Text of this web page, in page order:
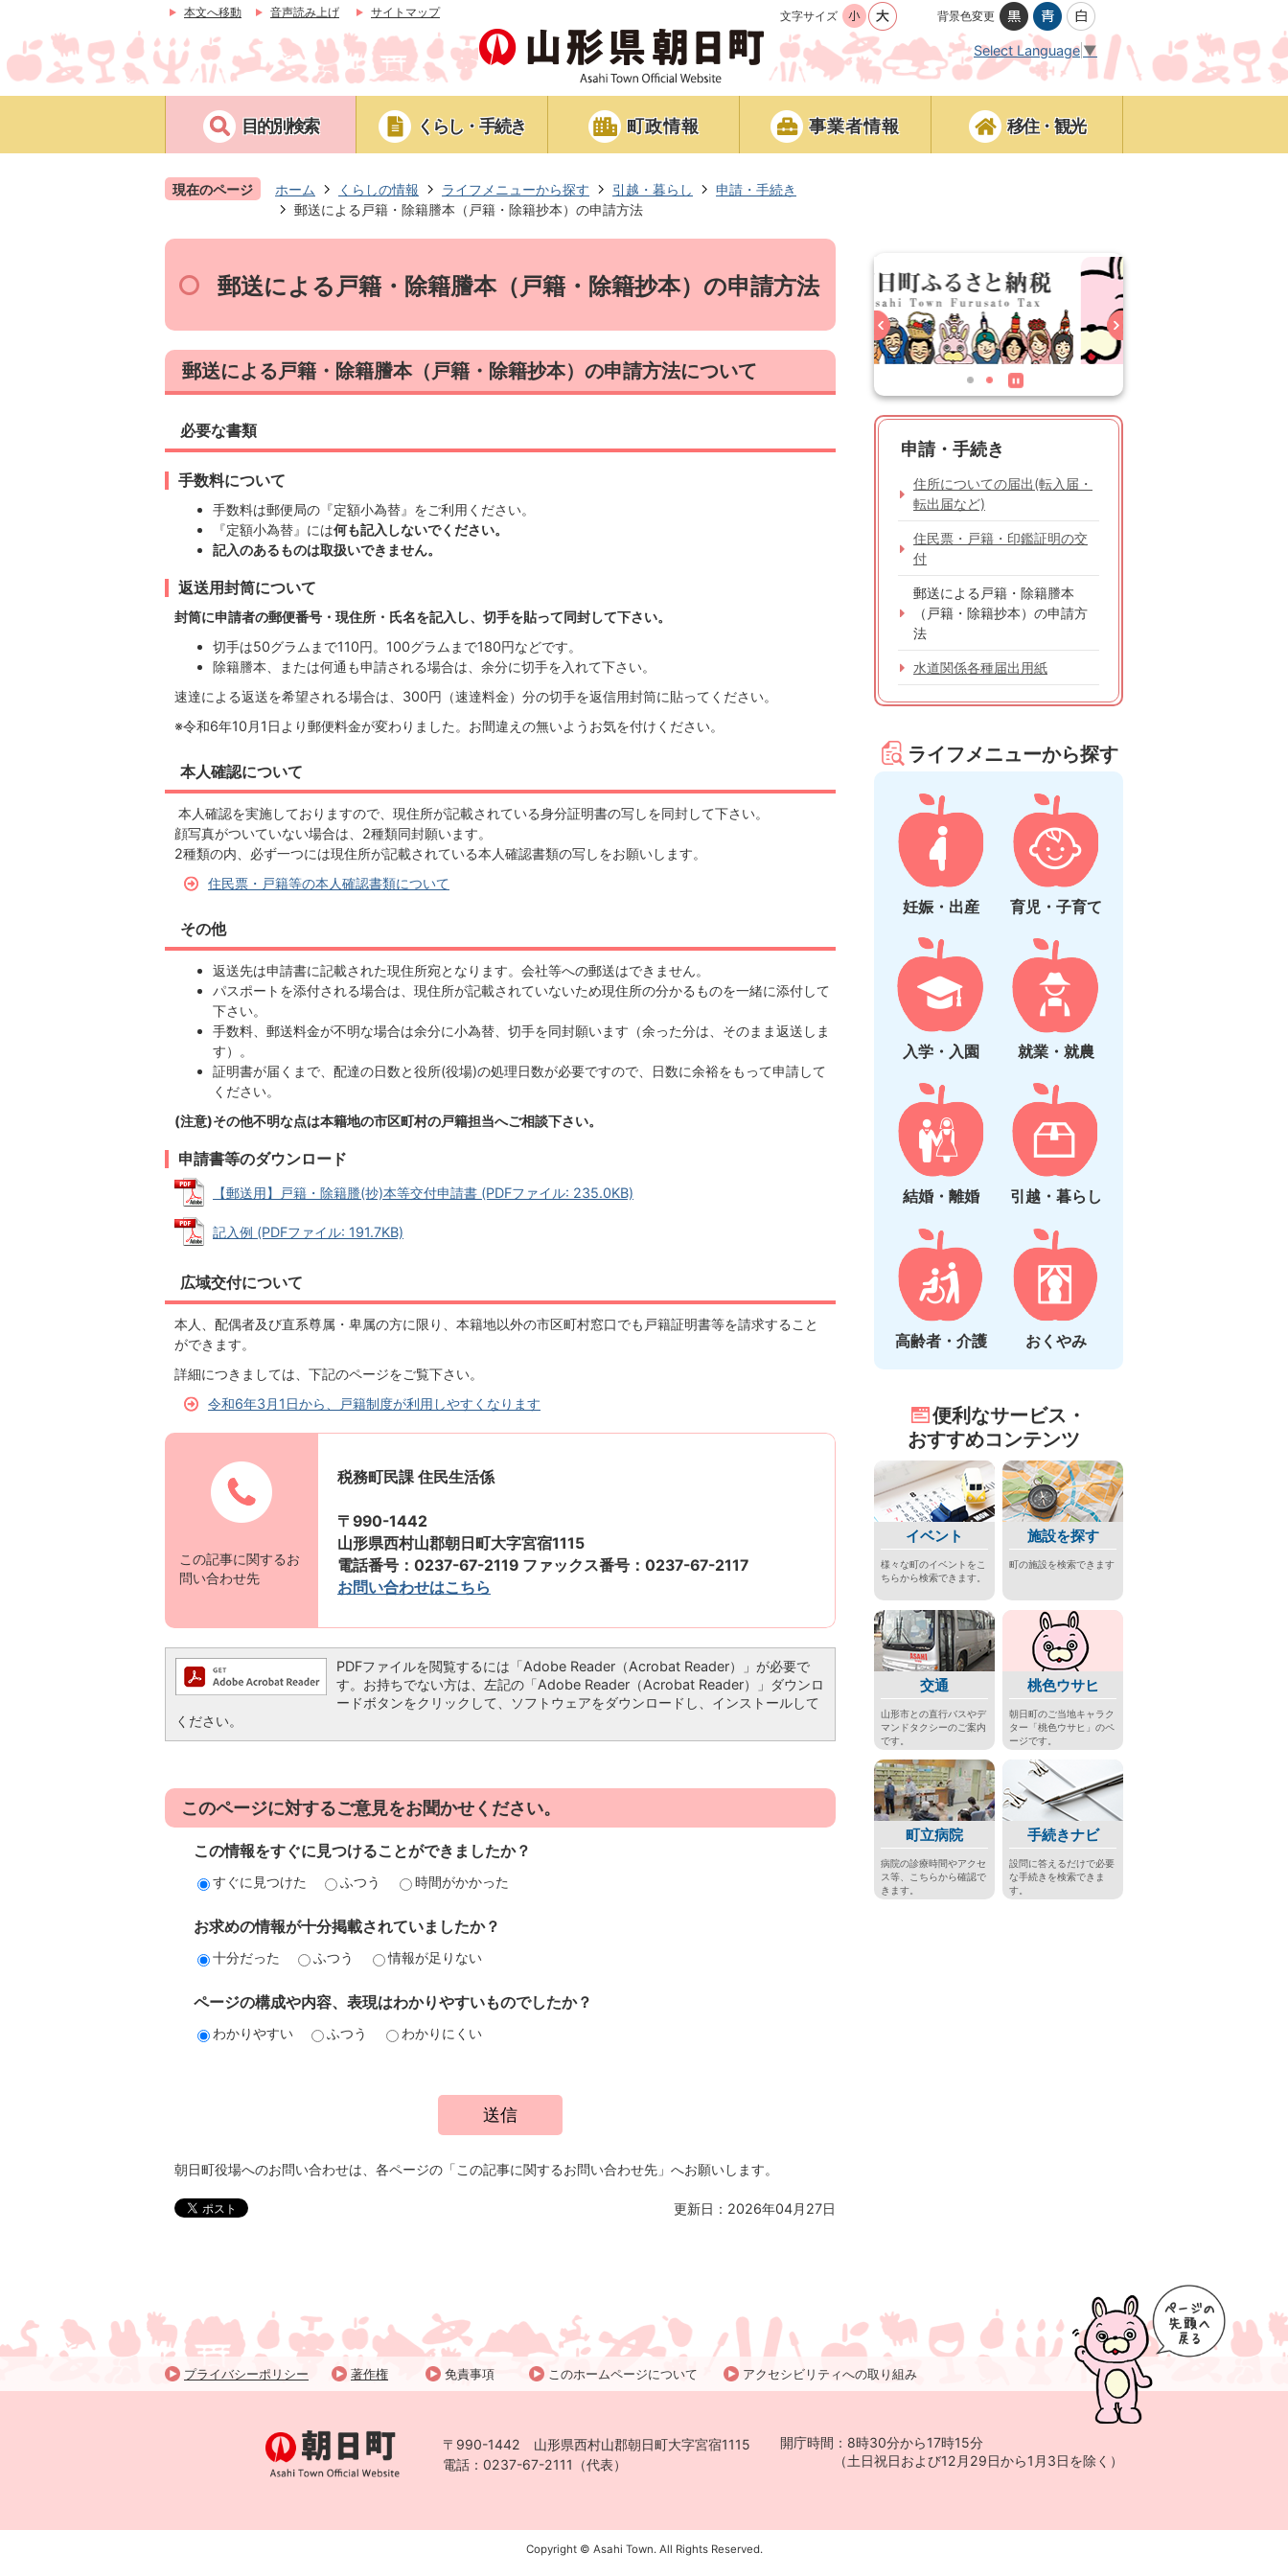
本文へ移動 音声読み上げ サイトマップ 文字サイズ 背景色変更
Select Language ▼
目的別検索 くらし・手続き 町政情報 事業者情報 移住・観光
現在のページ ホーム くらしの情報 ライフメニューから探す 引越・暮らし
申請・手続き
郵送による戸籍・除籍謄本（戸籍・除籍抄本）の申請方法
郵送による戸籍・除籍謄本（戸籍・除籍抄本）の申請方法
郵送による戸籍・除籍謄本（戸籍・除籍抄本）の申請方法について
必要な書類
手数料について
手数料は郵便局の『定額小為替』をご利用ください。
『定額小為替』には何も記入しないでください。
記入のあるものは取扱いできません。
返送用封筒について
封筒に申請者の郵便番号・現住所・氏名を記入し、切手を貼って同封して下さい。
切手は50グラムまで110円。100グラムまで180円などです。
除籍謄本、または何通も申請される場合は、余分に切手を入れて下さい。
速達による返送を希望される場合は、300円（速達料金）分の切手を返信用封筒に貼ってください。
※令和6年10月1日より郵便料金が変わりました。お間違えの無いようお気を付けください。
本人確認について
本人確認を実施しておりますので、現住所が記載されている身分証明書の写しを同封して下さい。
顔写真がついていない場合は、2種類同封願います。
2種類の内、必ず一つには現住所が記載されている本人確認書類の写しをお願いします。
住民票・戸籍等の本人確認書類について
その他
返送先は申請書に記載された現住所宛となります。会社等への郵送はできません。
パスポートを添付される場合は、現住所が記載されていないため現住所の分かるものを一緒に添付して
下さい。
手数料、郵送料金が不明な場合は余分に小為替、切手を同封願います（余った分は、そのまま返送しま
す）。
証明書が届くまで、配達の日数と役所(役場)の処理日数が必要ですので、日数に余裕をもって申請して
ください。
(注意)その他不明な点は本籍地の市区町村の戸籍担当へご相談下さい。
申請書等のダウンロード
【郵送用】戸籍・除籍謄(抄)本等交付申請書 (PDFファイル: 235.0KB)
記入例 (PDFファイル: 191.7KB)
広域交付について
本人、配偶者及び直系尊属・卑属の方に限り、本籍地以外の市区町村窓口でも戸籍証明書等を請求すること
ができます。
詳細につきましては、下記のページをご覧下さい。
令和6年3月1日から、戸籍制度が利用しやすくなります
この記事に関するお
問い合わせ先
税務町民課 住民生活係
〒990-1442
山形県西村山郡朝日町大字宮宿1115
電話番号：0237-67-2119 ファックス番号：0237-67-2117
お問い合わせはこちら
PDFファイルを閲覧するには「Adobe Reader（Acrobat Reader）」が必要で
す。お持ちでない方は、左記の「Adobe Reader（Acrobat Reader）」ダウンロ
ードボタンをクリックして、ソフトウェアをダウンロードし、インストールして
ください。
このページに対するご意見をお聞かせください。
この情報をすぐに見つけることができましたか？
すぐに見つけた ふつう 時間がかかった
お求めの情報が十分掲載されていましたか？
十分だった ふつう 情報が足りない
ページの構成や内容、表現はわかりやすいものでしたか？
わかりやすい ふつう わかりにくい
朝日町役場へのお問い合わせは、各ページの「この記事に関するお問い合わせ先」へお願いします。
更新日：2026年04月27日
申請・手続き
住所についての届出(転入届・
転出届など)
住民票・戸籍・印鑑証明の交
付
郵送による戸籍・除籍謄本
（戸籍・除籍抄本）の申請方
法
水道関係各種届出用紙
ライフメニューから探す
妊娠・出産 育児・子育て
入学・入園 就業・就農
結婚・離婚 引越・暮らし
高齢者・介護 おくやみ
便利なサービス・
おすすめコンテンツ
イベント
様々な町のイベントをこ
ちらから検索できます。
施設を探す
町の施設を検索できます
交通
山形市との直行バスやデ
マンドタクシーのご案内
です。
桃色ウサヒ
朝日町のご当地キャラク
ター「桃色ウサヒ」のペ
ージです。
町立病院
病院の診療時間やアクセ
ス等、こちらから確認で
きます。
手続きナビ
設問に答えるだけで必要
な手続きを検索できま
す。
プライバシーポリシー 著作権 免責事項 このホームページについて アクセシビリティへの取り組み
〒990-1442 山形県西村山郡朝日町大字宮宿1115
電話：0237-67-2111（代表）
開庁時間：8時30分から17時15分
（土日祝日および12月29日から1月3日を除く）
Copyright © Asahi Town. All Rights Reserved.